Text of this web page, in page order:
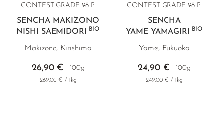
CONTEST GRADE 98 P.
SENCHA MAKIZONO
NISHI SAEMIDORI
BIO
Makizono, Kirishima
26,90 € 100g
269,00 € / 1kg
CONTEST GRADE 98 P.
SENCHA
YAME YAMAGIRI
BIO
Yame, Fukuoka
24,90 € 100g
249,00 € / 1kg